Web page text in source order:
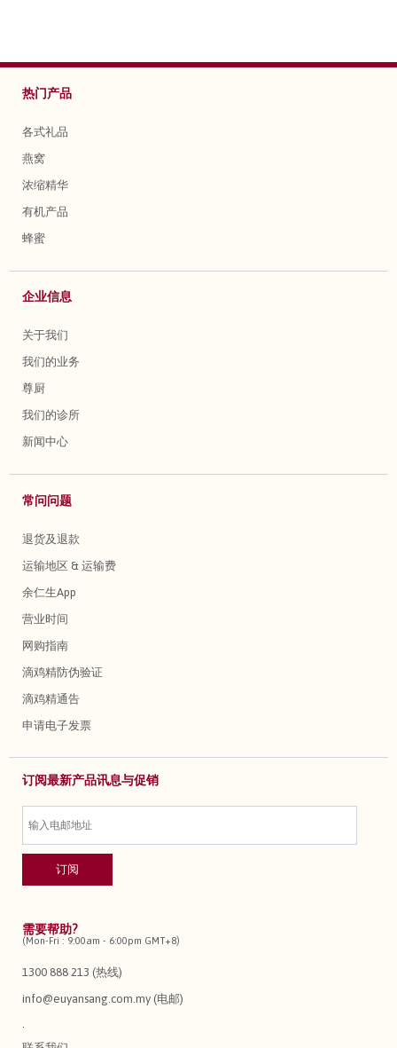
热门产品
各式礼品
燕窝
浓缩精华
有机产品
蜂蜜
企业信息
关于我们
我们的业务
尊厨
我们的诊所
新闻中心
常问问题
退货及退款
运输地区 & 运输费
余仁生App
营业时间
网购指南
滴鸡精防伪验证
滴鸡精通告
申请电子发票
订阅最新产品讯息与促销
需要帮助?
(Mon-Fri : 9:00am - 6:00pm GMT+8)
1300 888 213 (热线)
info@euyansang.com.my (电邮)